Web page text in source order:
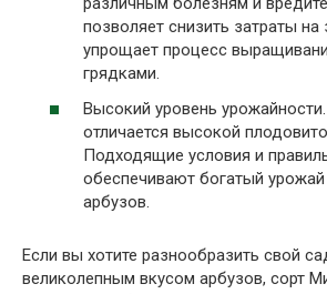
позволяет снизить затраты на
упрощает процесс
грядками.
Высокий уровень
отличается высокой
Подходящие условия и
обеспечивают богатый
арбузов.
Если вы хотите разнообразить свой
великолепным вкусом арбузов, сорт